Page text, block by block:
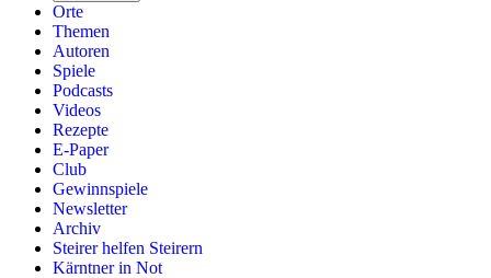
Orte
Themen
Autoren
Spiele
Podcasts
Videos
Rezepte
E-Paper
Club
Gewinnspiele
Newsletter
Archiv
Steirer helfen Steirern
Kärntner in Not